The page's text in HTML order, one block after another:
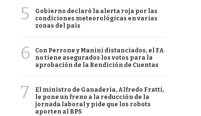
5
Gobierno declaró la alerta roja por las
condiciones meteorológicas en varias
zonas del país
6
Con Perrone y Manini distanciados, el FA
no tiene asegurados los votos para la
aprobación de la Rendición de Cuentas
7
El ministro de Ganadería, Alfredo Fratti,
le pone un freno a la reducción de la
jornada laboral y pide que los robots
aporten al BPS